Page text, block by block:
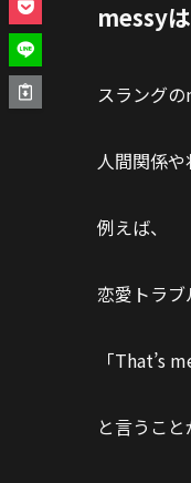
messy
スラングの
人間関係や
例えば、
恋愛トラブ
「That’s
と言うこと